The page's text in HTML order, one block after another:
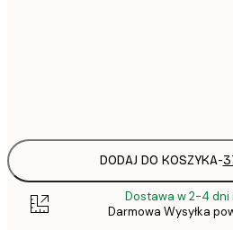
DODAJ DO KOSZYKA-
Dostawa w 2-4 dni
Darmowa Wysyłka